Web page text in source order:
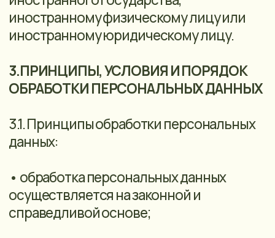
3.2. Правовое основание обработки
персональных данных:
Обработка персональных данных
персональных данных на обработку
персональных данных, а также без
такового в случаях, предусмотренных
Федерации, в том числе, если обработка
персональных данных необходима для
исполнения договора, стороной
или поручителем по которому является
субъект персональных данных, а также
для заключения договора по инициативе
субъекта персональных данных или
договора, по которому субъект